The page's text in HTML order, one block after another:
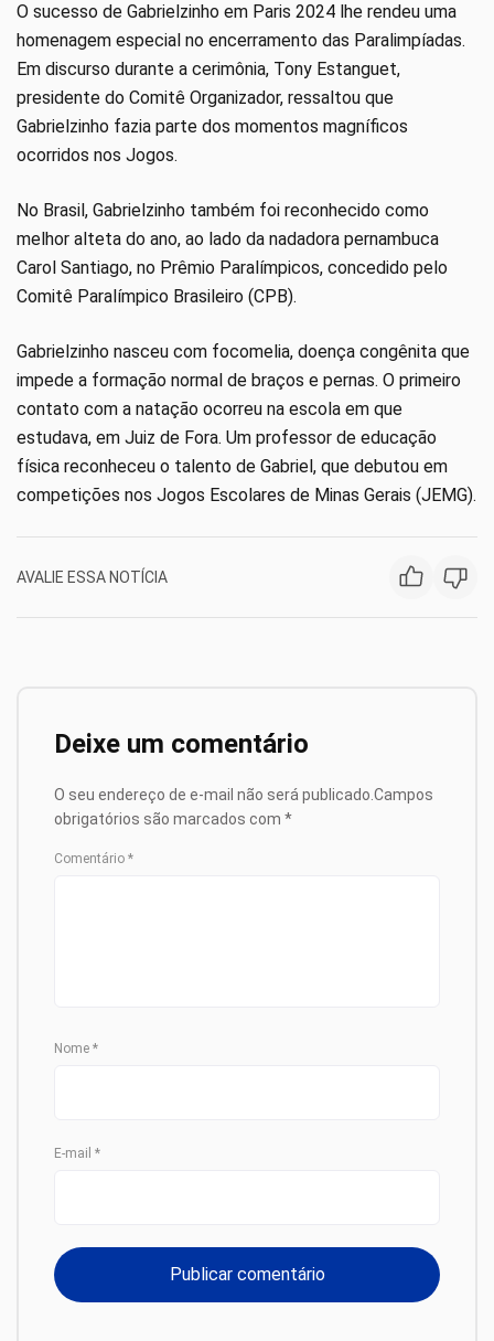
O sucesso de Gabrielzinho em Paris 2024 lhe rendeu uma
homenagem especial no encerramento das Paralimpíadas.
Em discurso durante a cerimônia, Tony Estanguet,
presidente do Comitê Organizador, ressaltou que
Gabrielzinho fazia parte dos momentos magníficos
ocorridos nos Jogos.
No Brasil, Gabrielzinho também foi reconhecido como
melhor alteta do ano, ao lado da nadadora pernambuca
Carol Santiago, no Prêmio Paralímpicos, concedido pelo
Comitê Paralímpico Brasileiro (CPB).
Gabrielzinho nasceu com focomelia, doença congênita que
impede a formação normal de braços e pernas. O primeiro
contato com a natação ocorreu na escola em que
estudava, em Juiz de Fora. Um professor de educação
física reconheceu o talento de Gabriel, que debutou em
competições nos Jogos Escolares de Minas Gerais (JEMG).
AVALIE ESSA NOTÍCIA
Deixe um comentário
O seu endereço de e-mail não será publicado. Campos
obrigatórios são marcados com *
Comentário *
Nome *
E-mail *